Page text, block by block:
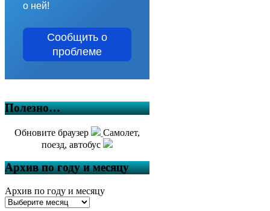
о ней!
Сообщить о
проблеме
Полезно…
Обновите браузер
Самолет,
поезд, автобус
Архив по году и месяцу
Архив по году и месяцу